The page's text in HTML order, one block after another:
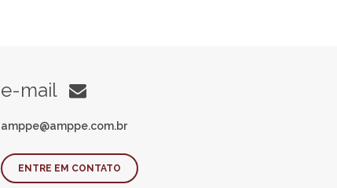
e-mail
amppe@amppe.com.br
ENTRE EM CONTATO